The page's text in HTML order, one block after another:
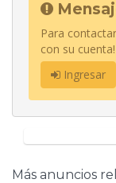
Para
con su cuenta!
Ingresar
Más anuncios